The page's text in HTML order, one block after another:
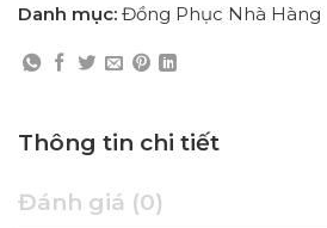
Danh mục: Đồng Phục Nhà Hàng
Thông tin chi tiết
Đánh giá (0)